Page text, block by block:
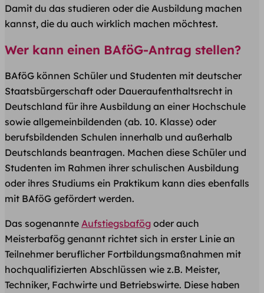
Damit du das studieren oder die Ausbildung machen
kannst, die du auch wirklich machen möchtest.
Wer kann einen BAföG-Antrag stellen?
BAföG können Schüler und Studenten mit deutscher
Staatsbürgerschaft oder Daueraufenthaltsrecht in
Deutschland für ihre Ausbildung an einer Hochschule
sowie allgemeinbildenden (ab. 10. Klasse) oder
berufsbildenden Schulen innerhalb und außerhalb
Deutschlands beantragen. Machen diese Schüler und
Studenten im Rahmen ihrer schulischen Ausbildung
oder ihres Studiums ein Praktikum kann dies ebenfalls
mit BAföG gefördert werden.
Das sogenannte Aufstiegsbafög oder auch
Meisterbafög genannt richtet sich in erster Linie an
Teilnehmer beruflicher Fortbildungsmaßnahmen mit
hochqualifizierten Abschlüssen wie z.B. Meister,
Techniker, Fachwirte und Betriebswirte. Diese haben